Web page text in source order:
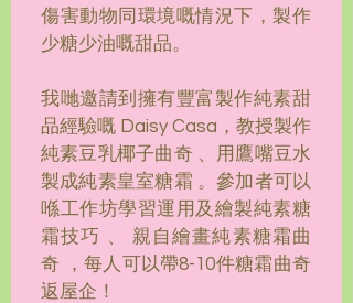
傷害動物同環境嘅情況下，製作
少糖少油嘅甜品。
我哋邀請到擁有豐富製作純素甜
品經驗嘅 Daisy Casa，教授製作
純素豆乳椰子曲奇 、用鷹嘴豆水
製成純素皇室糖霜 。參加者可以
喺工作坊學習運用及繪製純素糖
霜技巧 、 親自繪畫純素糖霜曲
奇 ，每人可以帶8-10件糖霜曲奇
返屋企！